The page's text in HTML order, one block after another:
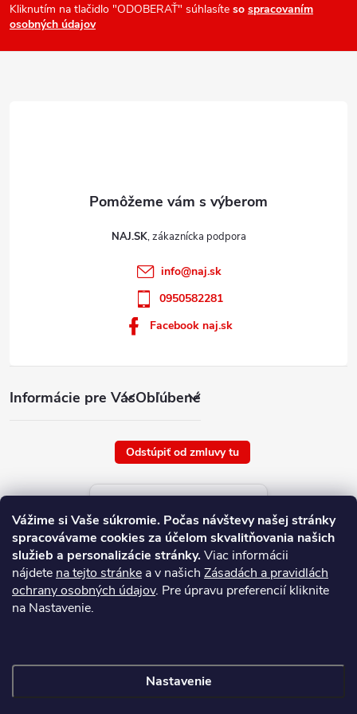
Vážime si Vaše súkromie. Počas návštevy našej stránky
spracovávame cookies za účelom skvalitňovania našich
služieb a personalizácie stránky.Viac informácii
nájdete na tejto stránke a v našich Zásadách a pravidlách
ochrany osobných údajov. Pre úpravu preferencií kliknite
na Nastavenie.
Nastavenie
i
Kliknutím na tlačidlo "ODOBERAŤ" súhlasíte so spracovaním
osobných údajov
Informácie pre VásObľúbené
NAJ.SK
info@naj.sk
0950582281
Facebook naj.sk
Odstúpiť od zmluvy tu
Aktuálne ceny tovaru
platné od : 8/8/2026